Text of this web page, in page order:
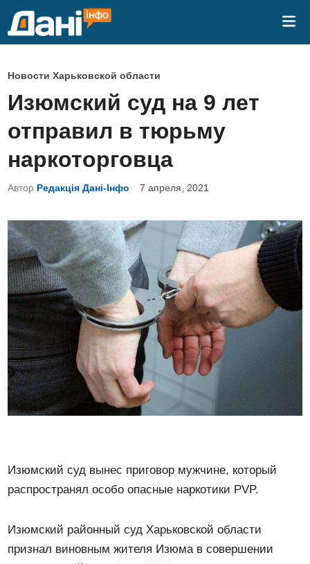
О
п
у
б
л
и
к
в
а
н
о
Новости Харьковской области
Изюмский суд на 9 лет
отправил в тюрьму
наркоторговца
Автор Редакція Дані-Інфо 7 апреля, 2021
Изюмский суд вынес приговор мужчине, который
распространял особо опасные наркотики PVP.
Изюмский районный суд Харьковской области
признал виновным жителя Изюма в совершении